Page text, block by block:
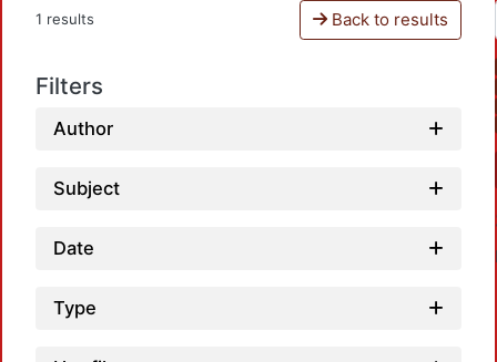
1 results Back to results
Filters
Author
Subject
Date
Type